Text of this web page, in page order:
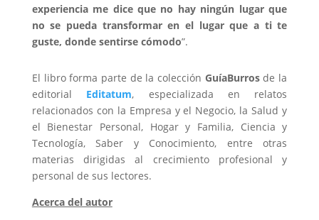
experiencia me dice que no hay ningún lugar que
no se pueda transformar en el lugar que a ti te
guste, donde sentirse cómodo”.
El libro forma parte de la colección GuíaBurrosde la
editorial Editatum, especializada en relatos
relacionados con la Empresa y el Negocio, la Salud y
el Bienestar Personal, Hogar y Familia, Ciencia y
Tecnología, Saber y Conocimiento, entre otras
materias dirigidas al crecimiento profesional y
personal de sus lectores.
Acerca del autor